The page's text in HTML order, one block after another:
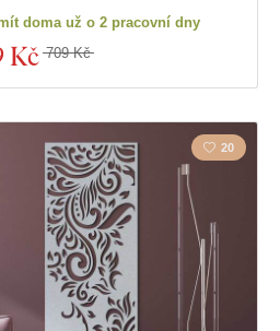
doma už o 2 pracovní dny
Kč 709 Kč
20